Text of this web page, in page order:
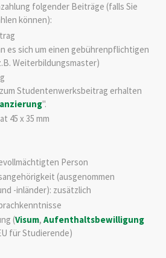
folgender Beiträge (falls Sie
können):
es sich um einen gebührenpflichtigen
Weiterbildungsmaster)
Studentenwerksbeitrag erhalten
".
45 x 35 mm
Person
(ausgenommen
-inländer): zusätzlich
(Visum, Aufenthaltsbewilligung
für Studierende)